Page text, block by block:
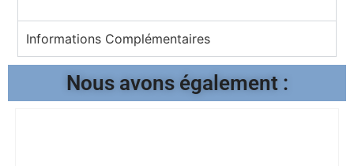
Informations Complémentaires
Nous avons également :